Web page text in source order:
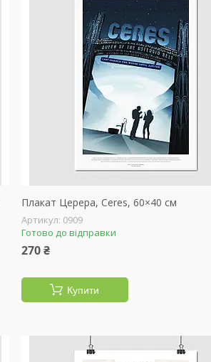
Плакат Церера, Ceres, 60×40 см
0909
Готово до відправки
270 ₴
Купити